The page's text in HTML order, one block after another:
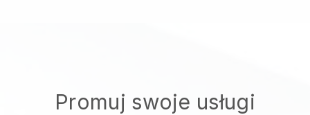
Promuj swoje usługi